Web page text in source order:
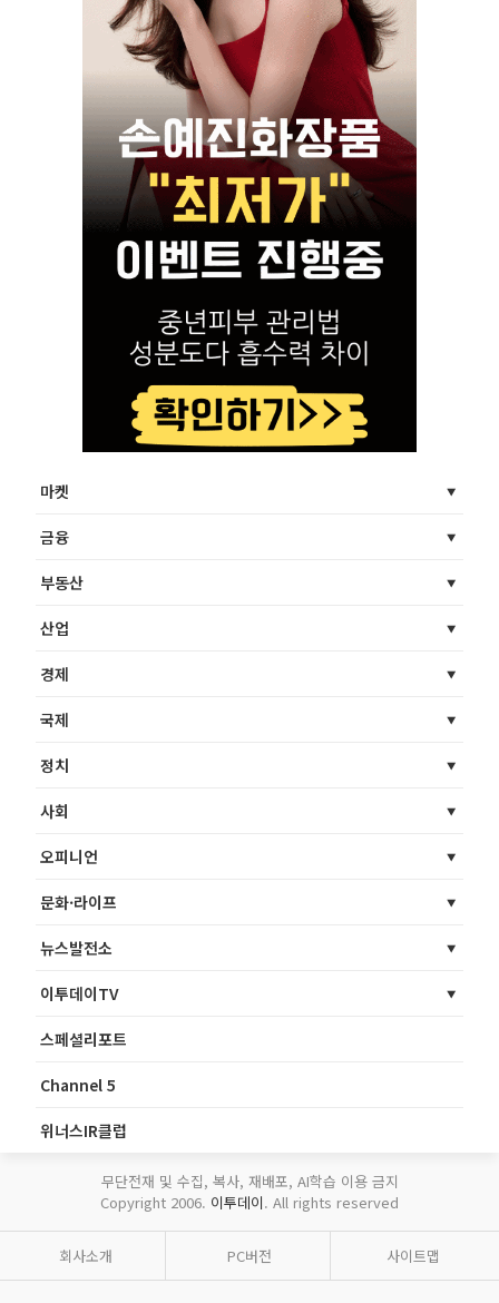
마켓
금융
부동산
산업
경제
국제
정치
사회
오피니언
문화·라이프
뉴스발전소
이투데이TV
스페셜리포트
Channel 5
위너스IR클럽
무단전재 및 수집, 복사, 재배포, AI학습 이용 금지
Copyright 2006. 이투데이. All rights reserved
회사소개 PC버전 사이트맵